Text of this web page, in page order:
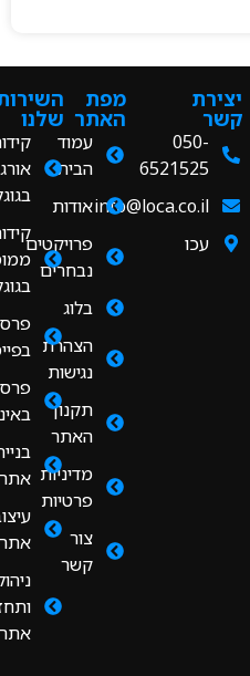
050-
6521525
info@loca.co.il
עכו
עמוד
הבית
אודות
פרויקטים
נבחרים
בלוג
הצהרת
נגישות
תקנון
האתר
מדיניות
פרטיות
קשר
השירותים
שלנו
קידום
אורגני
ממומן
פרסום
בפייסבוק
פרסום
באינסטגרם
בניית
אתרים
עיצוב
אתרים
ותחזוקת